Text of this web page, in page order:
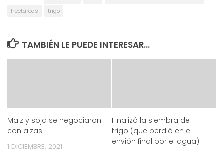
hectáreas
trigo
TAMBIÉN LE PUEDE INTERESAR...
Maiz y soja se negociaron
con alzas
1 DICIEMBRE, 2021
Finalizó la siembra de
trigo (que perdió en el
envión final por el agua)